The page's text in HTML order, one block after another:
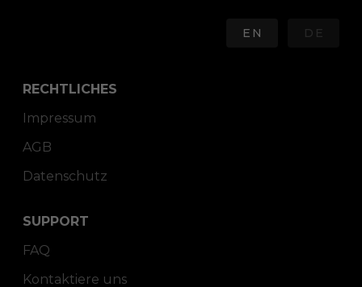
EN DE
RECHTLICHES
Impressum
AGB
Datenschutz
SUPPORT
FAQ
Kontaktiere uns